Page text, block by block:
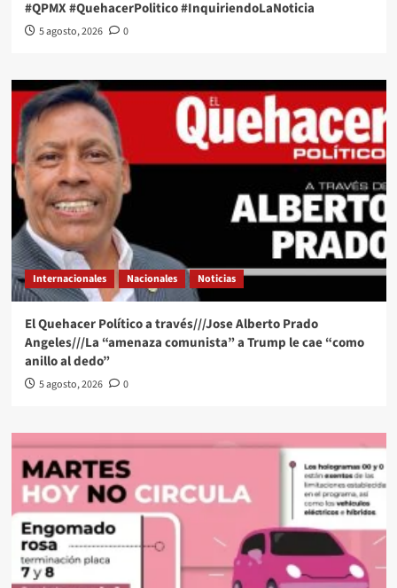
#QPMX #QuehacerPolitico #InquiriendoLaNoticia
5 agosto, 2026 0
Internacionales Nacionales Noticias
El Quehacer Político a través///Jose Alberto Prado
Angeles///La “amenaza comunista” a Trump le cae “como
anillo al dedo”
5 agosto, 2026 0